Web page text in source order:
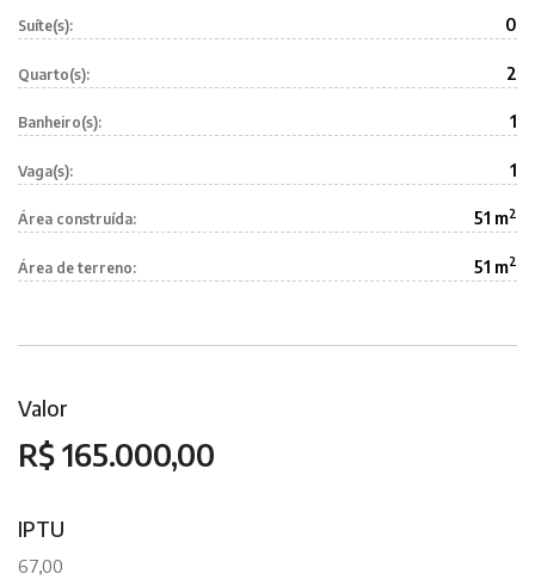
Suíte(s): 0
Quarto(s): 2
Banheiro(s): 1
Vaga(s): 1
Área construída: 51 m2
Área de terreno: 51 m2
Valor
R$ 165.000,00
IPTU
67,00